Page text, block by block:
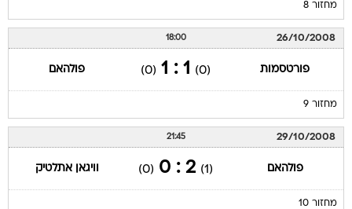
מחזור 8
26/10/2008
18:00
פורטסמות (0)
1 : 1
(0) פולהאם
מחזור 9
29/10/2008
21:45
פולהאם (1)
2 : 0
(0) וויגאן אתלטיק
מחזור 10